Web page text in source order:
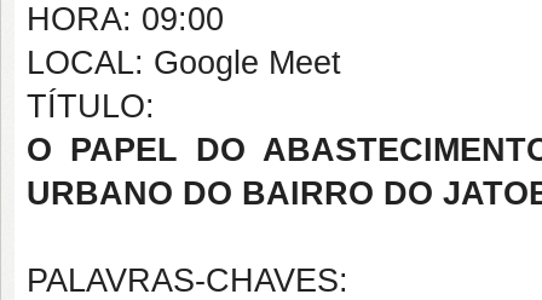
HORA: 09:00
LOCAL: Google Meet
TÍTULO:
O PAPEL DO
URBANO DO BAIRRO DO
PALAVRAS-CHAVES: